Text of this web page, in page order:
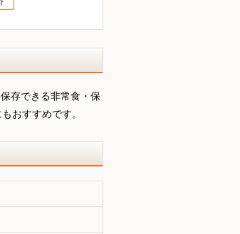
存できる非常食・保
おすすめです。